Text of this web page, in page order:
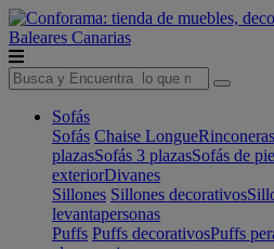
Baleares Canarias
Sofás
Sofás Chaise LongueRinconeras
plazasSofás 3 plazasSofás de
exteriorDivanes
Sillones Sillones decorativos
levantapersonas
Puffs Puffs decorativosPuffs